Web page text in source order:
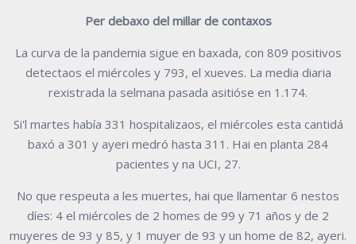
Per debaxo del millar de contaxos
La curva de la pandemia sigue en baxada, con 809 positivos
detectaos el miércoles y 793, el xueves. La media diaria
rexistrada la selmana pasada asitióse en 1.174.
Si'l martes había 331 hospitalizaos, el miércoles esta cantidá
baxó a 301 y ayeri medró hasta 311. Hai en planta 284
pacientes y na UCI, 27.
No que respeuta a les muertes, hai que llamentar 6 nestos
díes: 4 el miércoles de 2 homes de 99 y 71 años y de 2
muyeres de 93 y 85, y 1 muyer de 93 y un home de 82, ayeri.